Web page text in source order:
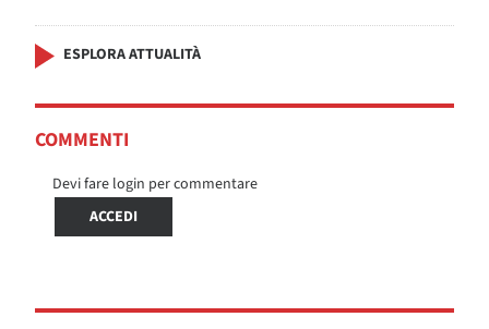
ESPLORA ATTUALITÀ
COMMENTI
Devi fare login per commentare
ACCEDI